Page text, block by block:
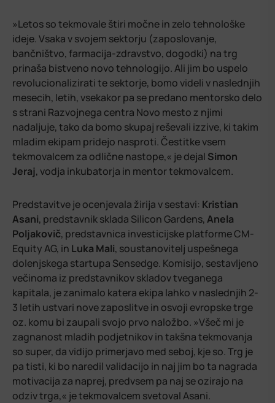
»Letos so tekmovale štiri močne in zelo tehnološke
ideje. Vsaka v svojem sektorju (zaposlovanje,
bančništvo, farmacija-zdravstvo, dogodki) na trg
prinaša bistveno novo tehnologijo. Ali jim bo uspelo
revolucionalizirati te sektorje, bomo videli v naslednjih
mesecih, letih, vsekakor pa se predano mentorsko delo
s strani Razvojnega centra Novo mesto z njimi
nadaljuje, tako da bomo skupaj reševali izzive, ki takim
mladim ekipam pridejo nasproti. Čestitke vsem
tekmovalcem za odlične nastope,« je dejal Simon
Jeraj, vodja inkubatorja in mentor tekmovalcem.
Predstavitve je ocenjevala žirija v sestavi: Kristian
Asani, predstavnik sklada Silicon Gardens,Anela
Poljakovič, predstavnica investicijske platforme CM-
Equity AG, in Luka Mali, soustanovitelj uspešnega
dolenjskega startupa Sensedge. Komisijo, sestavljeno
večinoma iz predstavnikov skladov tveganega
kapitala, je zanimalo katera ekipa lahko v naslednjih 2-
3 letih ustvari nove zaposlitve in osvoji evropske trge
oz. komu bi zaupali svojo prvo naložbo. »Všeč mi je
zagnanost mladih podjetnikov in takšna tekmovanja
so super, da vidijo primerjavo med seboj, kje so. Trg je
pa tisti, ki bo naredil validacijo in naj jim bo ta nagrada
motivacija za naprej, predvsem pa naj se ozirajo na
odziv trga,« je tekmovalcem svetoval Asani.